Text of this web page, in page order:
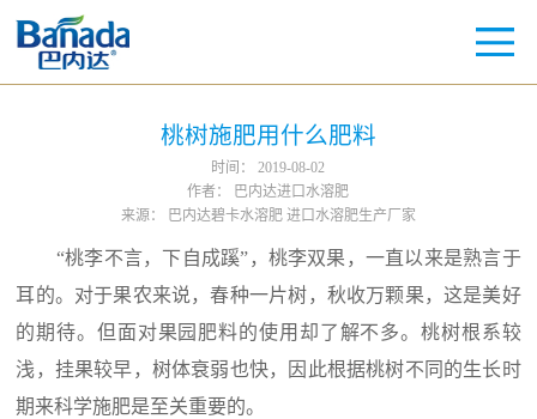
桃树施肥用什么肥料
时间：
2019-08-02
作者：
巴内达进口水溶肥
来源：
巴内达碧卡水溶肥 进口水溶肥生产厂家
“桃李不言，下自成蹊”，桃李双果，一直以来是熟言于
耳的。对于果农来说，春种一片树，秋收万颗果，这是美好
的期待。但面对果园肥料的使用却了解不多。桃树根系较
浅，挂果较早，树体衰弱也快，因此根据桃树不同的生长时
期来科学施肥是至关重要的。